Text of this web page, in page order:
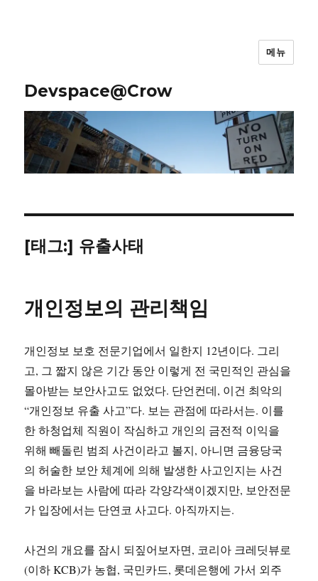
Devspace@Crow
메뉴
[태그:] 유출사태
개인정보의 관리책임
개인정보 보호 전문기업에서 일한지 12년이다. 그리
고, 그 짧지 않은 기간 동안 이렇게 전 국민적인 관심을
몰아받는 보안사고도 없었다. 단언컨데, 이건 최악의
“개인정보 유출 사고”다. 보는 관점에 따라서는. 이를
한 하청업체 직원이 작심하고 개인의 금전적 이익을
위해 빼돌린 범죄 사건이라고 볼지, 아니면 금융당국
의 허술한 보안 체계에 의해 발생한 사고인지는 사건
을 바라보는 사람에 따라 각양각색이겠지만, 보안전문
가 입장에서는 단연코 사고다. 아직까지는.
사건의 개요를 잠시 되짚어보자면, 코리아 크레딧뷰로
(이하 KCB)가 농협, 국민카드, 롯데은행에 가서 외주